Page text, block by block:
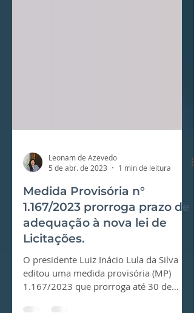
5 de abr. de 2023
1 min de leitura
Medida Provisória n°
1.167/2023 prorroga prazo de
adequação à nova lei de
Licitações.
O presidente Luiz Inácio Lula da Silva